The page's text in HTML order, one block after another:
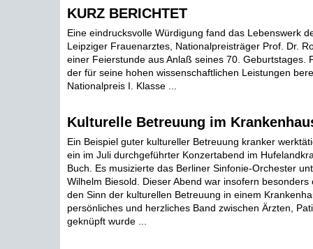
KURZ BERICHTET
Eine eindrucksvolle Würdigung fand das Lebenswerk
Leipziger Frauenarztes, Nationalpreisträger Prof. Dr.
einer Feierstunde aus Anlaß seines 70. Geburtstages.
der für seine hohen wissenschaftlichen Leistungen
Nationalpreis I. Klasse ...
Kulturelle Betreuung im
Ein Beispiel guter kultureller Betreuung kranker
ein im Juli durchgeführter Konzertabend im
Buch. Es musizierte das Berliner Sinfonie-Orchester
Wilhelm Biesold. Dieser Abend war insofern besonders
den Sinn der kulturellen Betreuung in einem
persönliches und herzliches Band zwischen Ärzten,
geknüpft wurde ...